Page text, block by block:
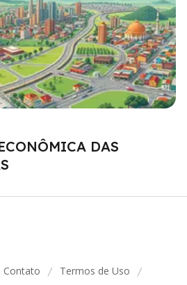
DAS
Contato / Termos de Uso /